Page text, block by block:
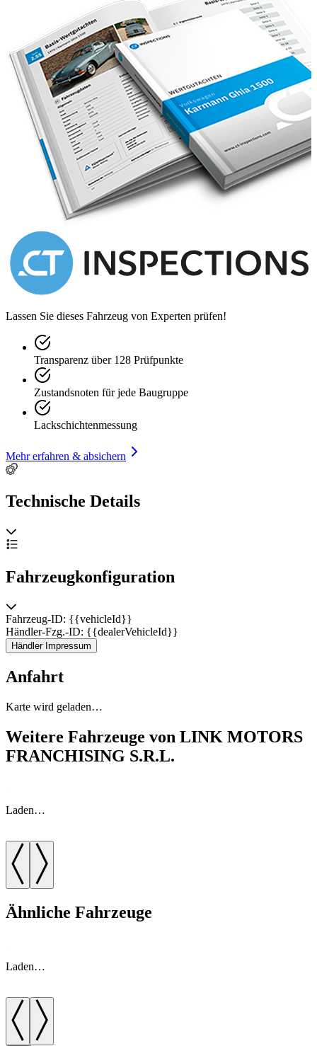
International deliveries
Bureaucracy management for export
Attenzione: Il presente annuncio e valido salvo errori di trascrizione
e non costituisce vincolo contrattuale.
Lassen Sie dieses Fahrzeug von Experten prüfen!
Transparenz über 128 Prüfpunkte
Zustandsnoten für jede Baugruppe
Lackschichtenmessung
Mehr erfahren & absichern
Technische Details
Fahrzeugkonfiguration
Fahrzeug-ID: {{vehicleId}}
Händler-Fzg.-ID: {{dealerVehicleId}}
Händler Impressum
Anfahrt
Karte wird geladen…
Weitere Fahrzeuge von LINK MOTORS
FRANCHISING S.R.L.
Laden…
Ähnliche Fahrzeuge
Laden…